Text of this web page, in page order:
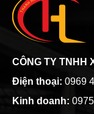
CÔNG TY TNHH
Điện thoại: 0969
Kinh doanh: